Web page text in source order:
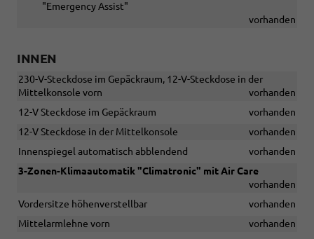
"Emergency Assist"
vorhanden
INNEN
230-V-Steckdose im Gepäckraum, 12-V-Steckdose in der
Mittelkonsole vorn
vorhanden
12-V Steckdose im Gepäckraum
vorhanden
12-V Steckdose in der Mittelkonsole
vorhanden
Innenspiegel automatisch abblendend
vorhanden
3-Zonen-Klimaautomatik "Climatronic" mit Air Care
vorhanden
Vordersitze höhenverstellbar
vorhanden
Mittelarmlehne vorn
vorhanden